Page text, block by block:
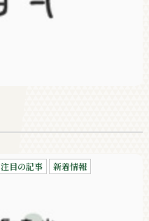
注目の記事 新着情報